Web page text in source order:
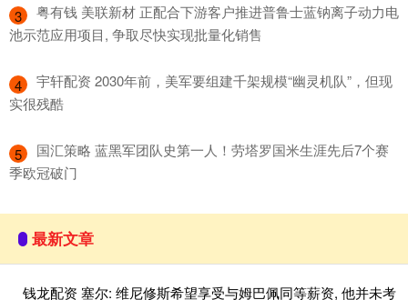
3
​粤有钱 美联新材 正配合下游客户推进普鲁士蓝钠离子动力电
池示范应用项目, 争取尽快实现批量化销售
4
​宇轩配资 2030年前，美军要组建千架规模“幽灵机队”，但现
实很残酷
5
​国汇策略 蓝黑军团队史第一人！劳塔罗国米生涯先后7个赛
季欧冠破门
最新文章
钱龙配资 塞尔: 维尼修斯希望享受与姆巴佩同等薪资, 他并未考